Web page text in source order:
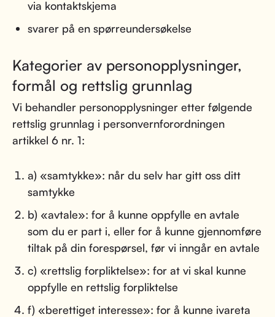
via kontaktskjema
svarer på en spørreundersøkelse
Kategorier av personopplysninger,
formål og rettslig grunnlag
Vi behandler personopplysninger etter følgende
rettslig grunnlag i personvernforordningen
artikkel 6 nr. 1:
a) «samtykke»: når du selv har gitt oss ditt
samtykke
b) «avtale»: for å kunne oppfylle en avtale
som du er part i, eller for å kunne gjennomføre
tiltak på din forespørsel, før vi inngår en avtale
c) «rettslig forpliktelse»: for at vi skal kunne
oppfylle en rettslig forpliktelse
f) «berettiget interesse»: for å kunne ivareta